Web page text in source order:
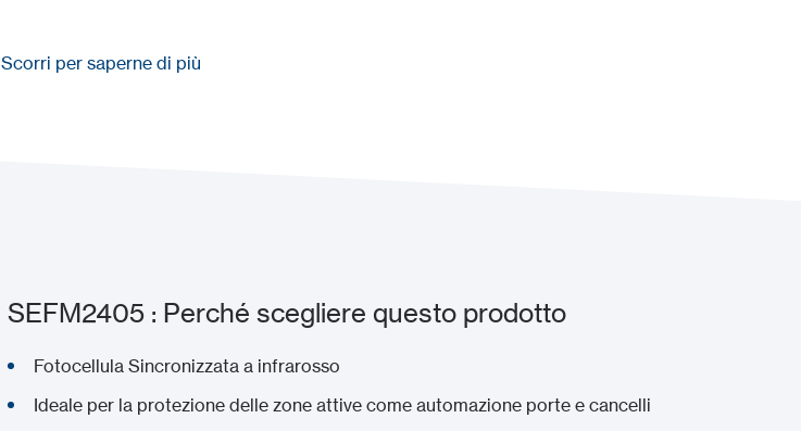
Scorri per saperne di più
SEFM2405 : Perché scegliere questo prodotto
Fotocellula Sincronizzata a infrarosso
Ideale per la protezione delle zone attive come automazione porte e cancelli